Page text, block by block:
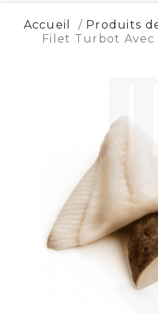
Accueil Produits
Filet Turbot